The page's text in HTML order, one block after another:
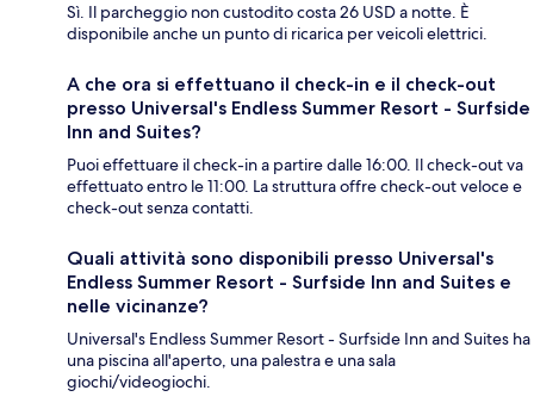
Sì. Il parcheggio non custodito costa 26 USD a notte. È
disponibile anche un punto di ricarica per veicoli elettrici.
A che ora si effettuano il check-in e il check-out
presso Universal's Endless Summer Resort - Surfside
Inn and Suites?
Puoi effettuare il check-in a partire dalle 16:00. Il check-out va
effettuato entro le 11:00. La struttura offre check-out veloce e
check-out senza contatti.
Quali attività sono disponibili presso Universal's
Endless Summer Resort - Surfside Inn and Suites e
nelle vicinanze?
Universal's Endless Summer Resort - Surfside Inn and Suites ha
una piscina all'aperto, una palestra e una sala
giochi/videogiochi.